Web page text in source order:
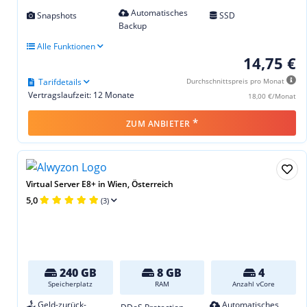
Snapshots
Automatisches
Backup
SSD
Alle Funktionen
14,75 €
Durchschnittspreis pro Monat
18,00 €/Monat
Vertragslaufzeit: 12 Monate
Tarifdetails
ZUM ANBIETER *
Virtual Server E8+ in Wien, Österreich
5,0 (3)
240 GB
Speicherplatz
8 GB
RAM
4
Anzahl vCore
Geld-zurück- Automatisches